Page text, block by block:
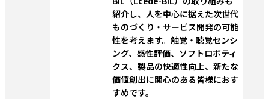
紹介し、人を中心に据えた次世代
ものづくり・サービス開発の可能
性を考えます。触覚・聴覚センシ
ング、感性評価、ソフトロボティ
クス、製品の快適性向上、新たな
価値創出に関心のある皆様におす
すめです。